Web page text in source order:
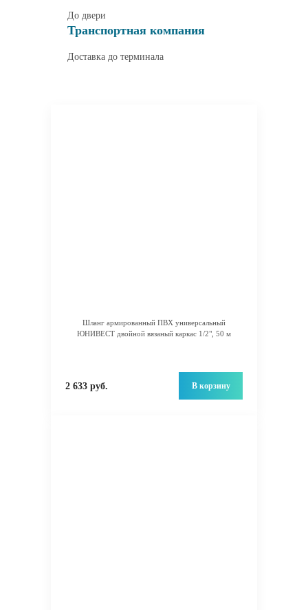
До двери
Транспортная компания
Доставка до терминала
Шланг армированный ПВХ универсальный
ЮНИВЕСТ двойной вязаный каркас 1/2", 50 м
2 633 руб. В корзину